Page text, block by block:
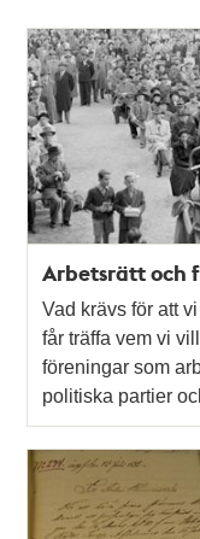
Lista
Karta
träffar
Arbetsrätt och
Vad krävs för att
får träffa vem vi
föreningar som
politiska partier